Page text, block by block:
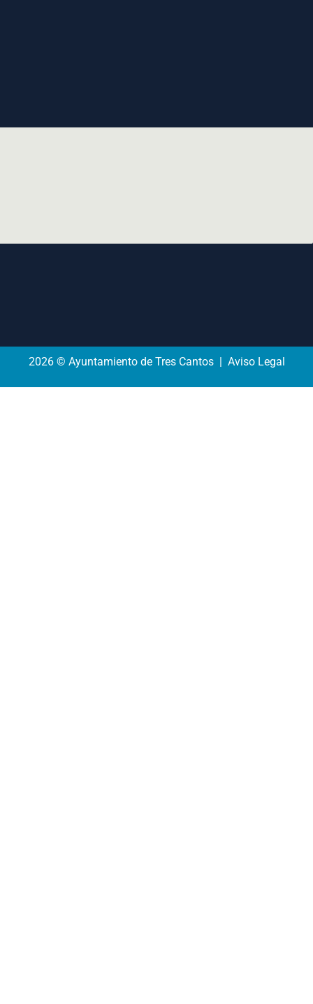
2026 © Ayuntamiento de Tres Cantos | Aviso Legal